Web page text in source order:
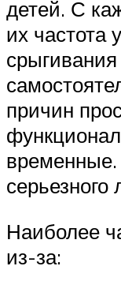
детей. С
их частота
причин
серьезного
Наиболее
из-за: